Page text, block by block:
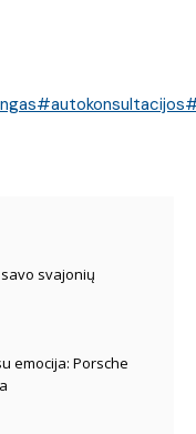
#autokonsultacijos
svajonių
emocija: Porsche